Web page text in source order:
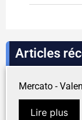
Articles
Mercato -
Lire plus